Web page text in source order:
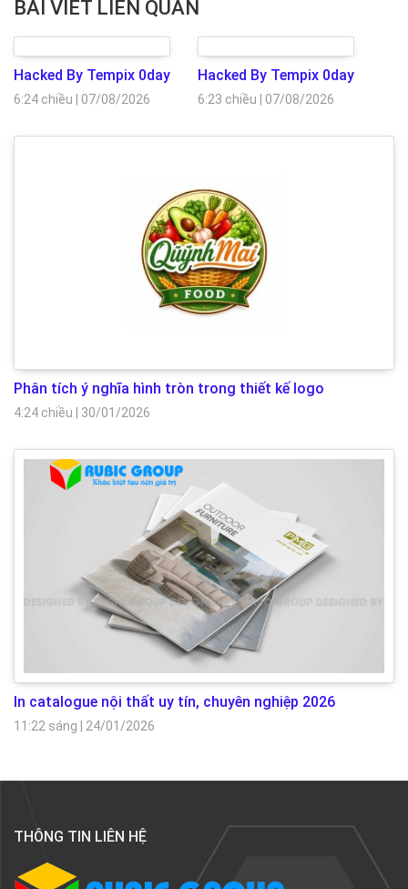
BÀI VIẾT LIÊN QUAN
Hacked By Tempix 0day
6:24 chiều 07/08/2026
Hacked By Tempix 0day
6:23 chiều 07/08/2026
Phân tích ý nghĩa hình tròn trong thiết kế logo
4:24 chiều 30/01/2026
In catalogue nội thất uy tín, chuyên nghiệp 2026
11:22 sáng 24/01/2026
THÔNG TIN LIÊN HỆ